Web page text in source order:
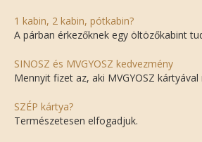
1 kabin, 2 kabin, pótkabin?
A párban érkezőknek egy öltözőkabint
SINOSZ és MVGYOSZ kedvezmény
Mennyit fizet az, aki MVGYOSZ kártyával
SZÉP kártya?
Természetesen elfogadjuk.